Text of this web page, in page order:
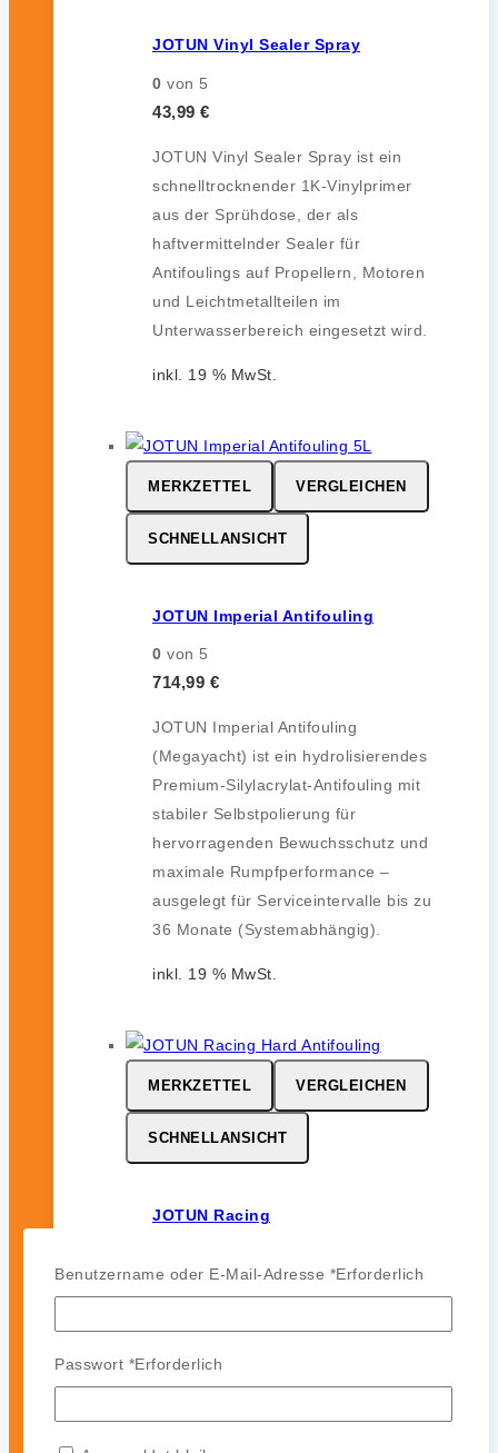
JOTUN Vinyl Sealer Spray
0 von 5
43,99 €
JOTUN Vinyl Sealer Spray ist ein
schnelltrocknender 1K-Vinylprimer
aus der Sprühdose, der als
haftvermittelnder Sealer für
Antifoulings auf Propellern, Motoren
und Leichtmetallteilen im
Unterwasserbereich eingesetzt wird.
inkl. 19 % MwSt.
MERKZETTEL VERGLEICHEN
SCHNELLANSICHT
JOTUN Imperial Antifouling
0 von 5
714,99 €
JOTUN Imperial Antifouling
(Megayacht) ist ein hydrolisierendes
Premium-Silylacrylat-Antifouling mit
stabiler Selbstpolierung für
hervorragenden Bewuchsschutz und
maximale Rumpfperformance –
ausgelegt für Serviceintervalle bis zu
36 Monate (Systemabhängig).
inkl. 19 % MwSt.
MERKZETTEL VERGLEICHEN
SCHNELLANSICHT
JOTUN Racing
164,99 €-142,99€
JOTUN Racing ist ein
leistungsstarkes Hartantifouling für
Hochgeschwindigkeits- und
Benutzername oder E-Mail-Adresse *Erforderlich
Passwort *Erforderlich